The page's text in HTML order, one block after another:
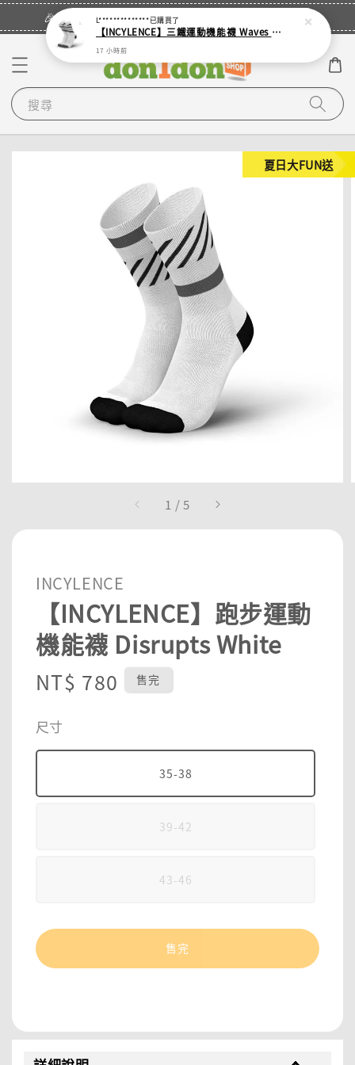
🎉登入會員・領取您的專屬折扣券！
搜尋
1 /5
夏日大FUN送
INCYLENCE
【INCYLENCE】跑步運動
機能襪 Disrupts White
Regular
NT$ 780 售完
尺寸
35-38
39-42
43-46
售完
L**************已購買了
【INCYLENCE】三鐵運動機能襪 Waves White
17 小時前